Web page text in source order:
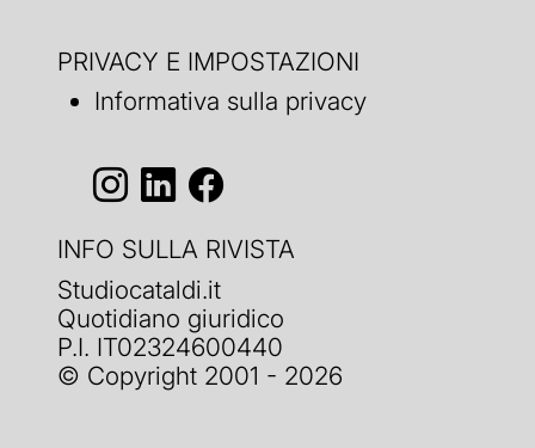
PRIVACY E IMPOSTAZIONI
Informativa sulla privacy
INFO SULLA RIVISTA
Studiocataldi.it
Quotidiano giuridico
P.I. IT02324600440
© Copyright 2001 - 2026